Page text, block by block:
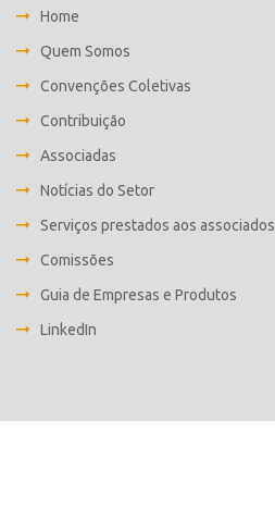
Home
Quem Somos
Convenções Coletivas
Contribuição
Associadas
Notícias do Setor
Serviços prestados aos associados
Comissões
Guia de Empresas e Produtos
LinkedIn